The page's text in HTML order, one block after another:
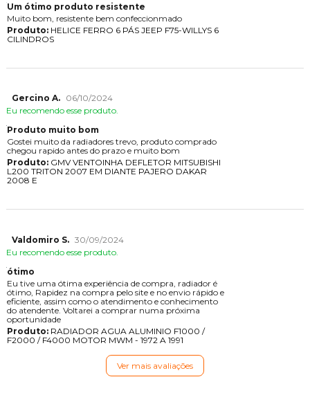
Um ótimo produto resistente
Muito bom, resistente bem confeccionmado
Produto:HELICE FERRO 6 PÁS JEEP F75-WILLYS 6
CILINDROS
Gercino A.
06/10/2024
Eu recomendo esse produto.
Produto muito bom
Gostei muito da radiadores trevo, produto comprado
chegou rapido antes do prazo e muito bom
Produto:GMV VENTOINHA DEFLETOR MITSUBISHI
L200 TRITON 2007 EM DIANTE PAJERO DAKAR
2008 E
Valdomiro S. 30/09/2024
Eu recomendo esse produto.
ótimo
Eu tive uma ótima experiência de compra, radiador é
ótimo, Rapidez na compra pelo site e no envio rápido e
eficiente, assim como o atendimento e conhecimento
do atendente. Voltarei a comprar numa próxima
oportunidade
Produto:RADIADOR AGUA ALUMINIO F1000 /
F2000 / F4000 MOTOR MWM - 1972 A 1991
Ver mais avaliações